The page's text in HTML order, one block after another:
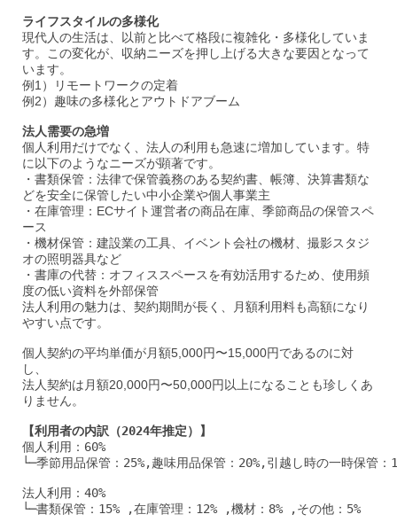
ライフスタイルの多様化
現代人の生活は、以前と比べて格段に複雑化・多様化していま
す。この変化が、収納ニーズを押し上げる大きな要因となって
います。
例1）リモートワークの定着
例2）趣味の多様化とアウトドアブーム
法人需要の急増
個人利用だけでなく、法人の利用も急速に増加しています。特
に以下のようなニーズが顕著です。
・書類保管：法律で保管義務のある契約書、帳簿、決算書類な
どを安全に保管したい中小企業や個人事業主
・在庫管理：ECサイト運営者の商品在庫、季節商品の保管スペ
ース
・機材保管：建設業の工具、イベント会社の機材、撮影スタジ
オの照明器具など
・書庫の代替：オフィススペースを有効活用するため、使用頻
度の低い資料を外部保管
法人利用の魅力は、契約期間が長く、月額利用料も高額になり
やすい点です。
個人契約の平均単価が月額5,000円〜15,000円であるのに対
し、
法人契約は月額20,000円〜50,000円以上になることも珍しくあ
りません。
【利用者の内訳（2024年推定）】
個人利用：60%
└─季節用品保管：25%,趣味用品保管：20%,引越し時の一時保管：
法人利用：40%